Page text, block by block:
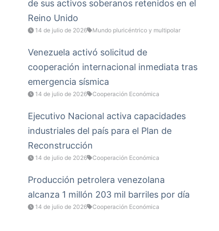
de sus activos soberanos retenidos en el
Reino Unido
14 de julio de 2026 Mundo pluricéntrico y multipolar
Venezuela activó solicitud de
cooperación internacional inmediata tras
emergencia sísmica
14 de julio de 2026 Cooperación Económica
Ejecutivo Nacional activa capacidades
industriales del país para el Plan de
Reconstrucción
14 de julio de 2026 Cooperación Económica
Producción petrolera venezolana
alcanza 1 millón 203 mil barriles por día
14 de julio de 2026 Cooperación Económica